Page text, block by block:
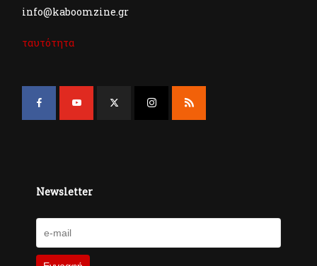
info@kaboomzine.gr
ταυτότητα
Newsletter